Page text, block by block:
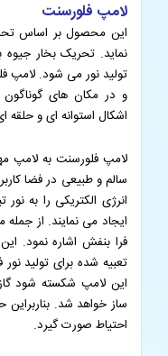
لامپ فلورسنت
این محصول بر اساس
نماید. تحریک بخار
تولید نور می شود. لامپ
و در مکان های
اشکال استوانه ای و حلقه
لامپ فلورسنت به لامپ
سالم و طبیعی در فضا
انرژی الکتریکی را به
ایجاد می نمایند. از
فرا بنفش اشاره نمود.
تعبیه شده برای تولید
این لامپ شکسته شود
ساز خواهد شد. بناربراین
احتیاط صورت گیرد.